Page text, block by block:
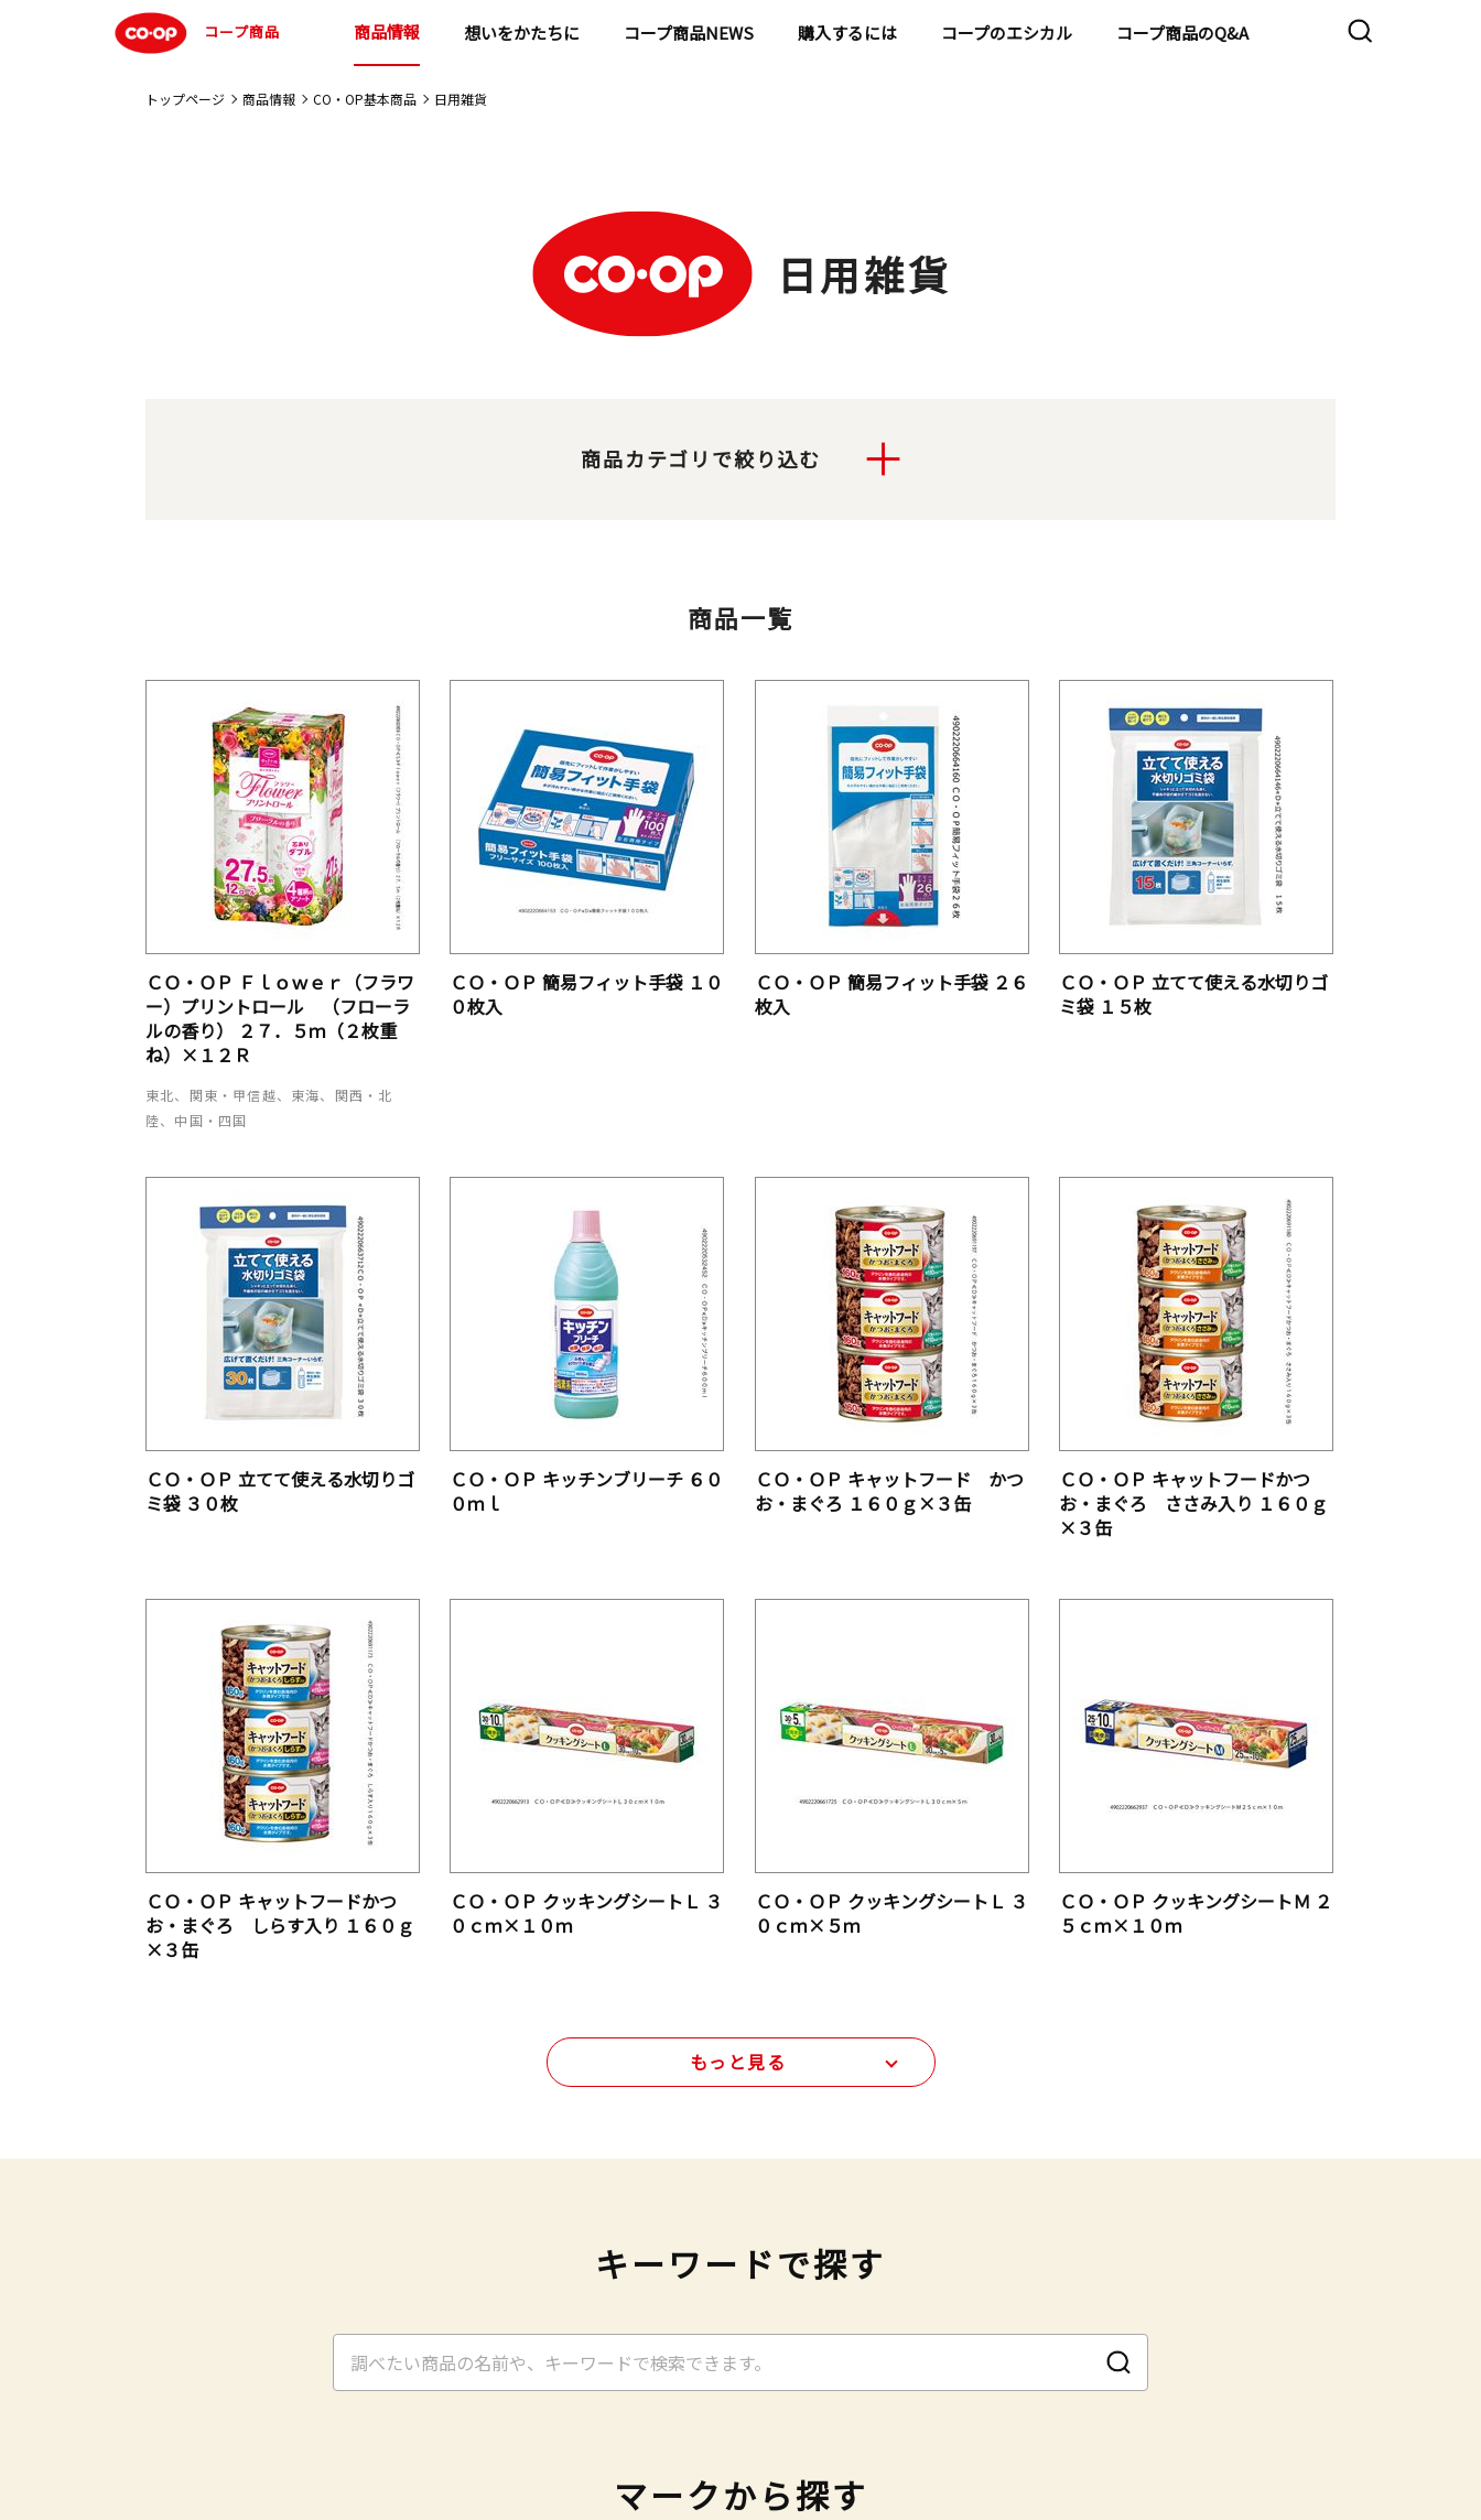
コープ商品 商品情報 想いをかたちに コープ商品NEWS 購入するには コープのエシカル コープ商品のQ&A
トップページ 商品情報 CO・OP基本商品 日用雑貨
日用雑貨
商品カテゴリで絞り込む
商品一覧
ＣＯ・ＯＰ Ｆｌｏｗｅｒ（フラワ
ー）プリントロール （フローラ
ルの香り） ２７．５ｍ（２枚重
ね）×１２Ｒ
東北、関東・甲信越、東海、関西・北
陸、中国・四国
ＣＯ・ＯＰ 簡易フィット手袋 １０
０枚入
ＣＯ・ＯＰ 簡易フィット手袋 ２６
枚入
ＣＯ・ＯＰ 立てて使える水切りゴ
ミ袋 １５枚
ＣＯ・ＯＰ 立てて使える水切りゴ
ミ袋 ３０枚
ＣＯ・ＯＰ キッチンブリーチ ６０
０ｍｌ
ＣＯ・ＯＰ キャットフード かつ
お・まぐろ １６０ｇ×３缶
ＣＯ・ＯＰ キャットフードかつ
お・まぐろ ささみ入り １６０ｇ
×３缶
ＣＯ・ＯＰ キャットフードかつ
お・まぐろ しらす入り １６０ｇ
×３缶
ＣＯ・ＯＰ クッキングシートＬ ３
０ｃｍ×１０ｍ
ＣＯ・ＯＰ クッキングシートＬ ３
０ｃｍ×５ｍ
ＣＯ・ＯＰ クッキングシートＭ ２
５ｃｍ×１０ｍ
もっと見る
キーワードで探す
マークから探す